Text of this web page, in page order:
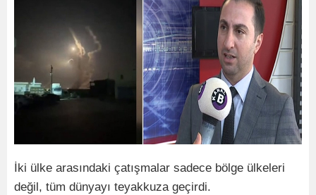
İki ülke arasındaki çatışmalar sadece bölge ülkeleri
değil, tüm dünyayı teyakkuza geçirdi.